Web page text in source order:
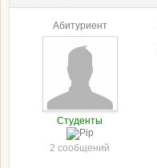
Абитуриент
Студенты
2 сообщений